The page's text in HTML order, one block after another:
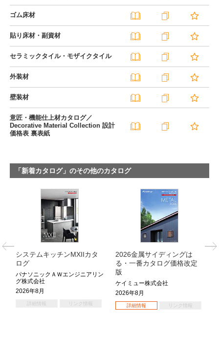
ゴム床材
貼り床材・副資材
セラミックタイル・モザイクタイル
外装材
壁装材
意匠・機能仕上材カタログ／
Decorative Material Collection 設計
価格表 裏表紙
「新着カタログ」のその他のカタログ
システムキッチンMXIIカタ
ログ
パナソニックＡＷエンジニアリン
グ株式会社
2026年8月
詳細情報 リンク情報
2026金属サイディングは
る・一番カタログ価格改定
版
ケイミュー株式会社
2026年8月
詳細情報 リンク情報